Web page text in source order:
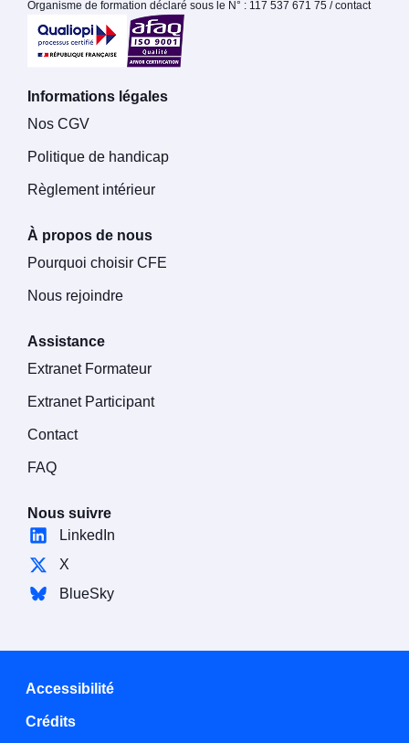
Organisme de formation déclaré sous le N° : 117 537 671 75 / contact
Informations légales
Nos CGV
Politique de handicap
Règlement intérieur
À propos de nous
Pourquoi choisir CFE
Nous rejoindre
Assistance
Extranet Formateur
Extranet Participant
Contact
FAQ
Nous suivre
LinkedIn
X
BlueSky
Accessibilité
Crédits